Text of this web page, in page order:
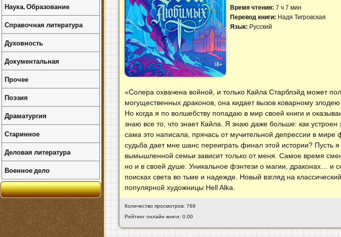
Время чтения:7 ч 7 мин
Перевод книги: Надя Тигровская
Язык: Русский
«Солера охвачена войной, и только Кайла Старблэйд может
могущественных драконов, она кидает вызов коварному
Но когда я по волшебству попадаю в мир своей книги и
знаю все то, что знает Кайла. Я знаю даже больше: как устроен
сама это написала, прячась от мучительной депрессии в
судьба дает мне шанс переиграть финал этой истории?
вымышленной семьи зависит только от меня. Самое время
но и в своей душе. Уникальное фэнтези о магии, драконах… и
поисках света во тьме и надежде. Новый взгляд на
популярной художницы Hell Alka.
Количество просмотров: 768
Рейтинг онлайн книги: 0.00
Наука, Образование
Справочная литература
Духовность
Документальная
Прочее
Поэзия
Драматургия
Старинное
Деловая литература
Военное дело